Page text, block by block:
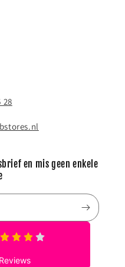
28
en mis geen enkele